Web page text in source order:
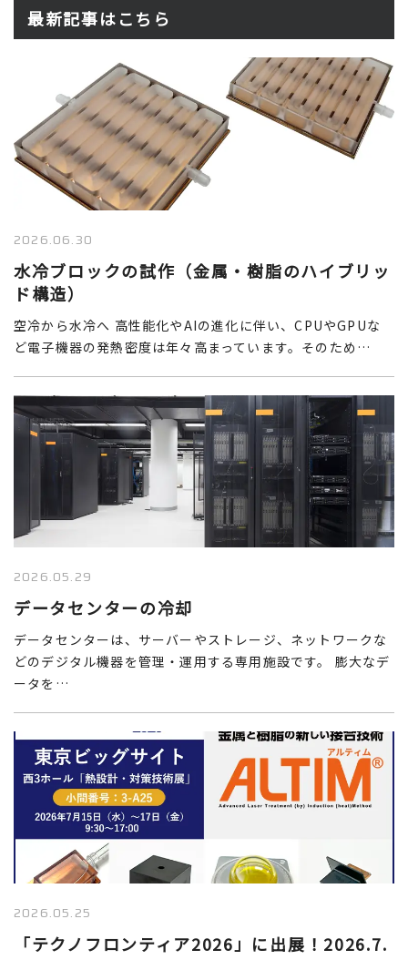
最新記事はこちら
2026.06.30
水冷ブロックの試作（金属・樹脂のハイブリッ
ド構造）
空冷から水冷へ 高性能化やAIの進化に伴い、CPUやGPUな
ど電子機器の発熱密度は年々高まっています。そのため…
2026.05.29
データセンターの冷却
データセンターは、サーバーやストレージ、ネットワークな
どのデジタル機器を管理・運用する専用施設です。 膨大なデ
ータを…
2026.05.25
「テクノフロンティア2026」に出展！2026.7.